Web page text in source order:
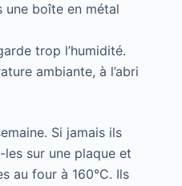
une boîte en métal
trop l’humidité.
ambiante, à l’abri
Si jamais ils
sur une plaque et
au four à 160°C. Ils